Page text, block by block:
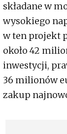
składane w
wysokiego
w ten projekt
około 42
inwestycji,
36 milionów
zakup